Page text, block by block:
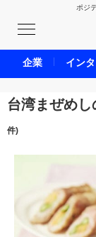
ポジ
台湾まぜめ
件)
企業 イン